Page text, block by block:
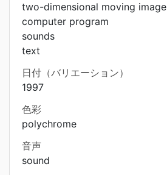
two-dimensional moving image
computer program
sounds
text
日付（バリエーション）
1997
色彩
polychrome
音声
sound